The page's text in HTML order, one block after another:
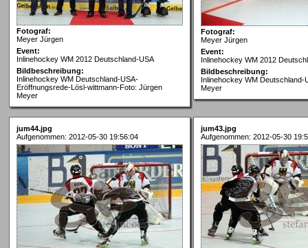
Fotograf:
Meyer Jürgen
Event:
Inlinehockey WM 2012 Deutschland-USA
Bildbeschreibung:
Inlinehockey WM Deutschland-USA-
Eröffnungsrede-Lösl-wittmann-Foto: Jürgen
Meyer
Fotograf:
Meyer Jürgen
Event:
Inlinehockey WM 2012
Bildbeschreibung:
Inlinehockey WM Deutschland-
Meyer
jum44.jpg
Aufgenommen: 2012-05-30 19:56:04
jum43.jpg
Aufgenommen: 2012-05-30